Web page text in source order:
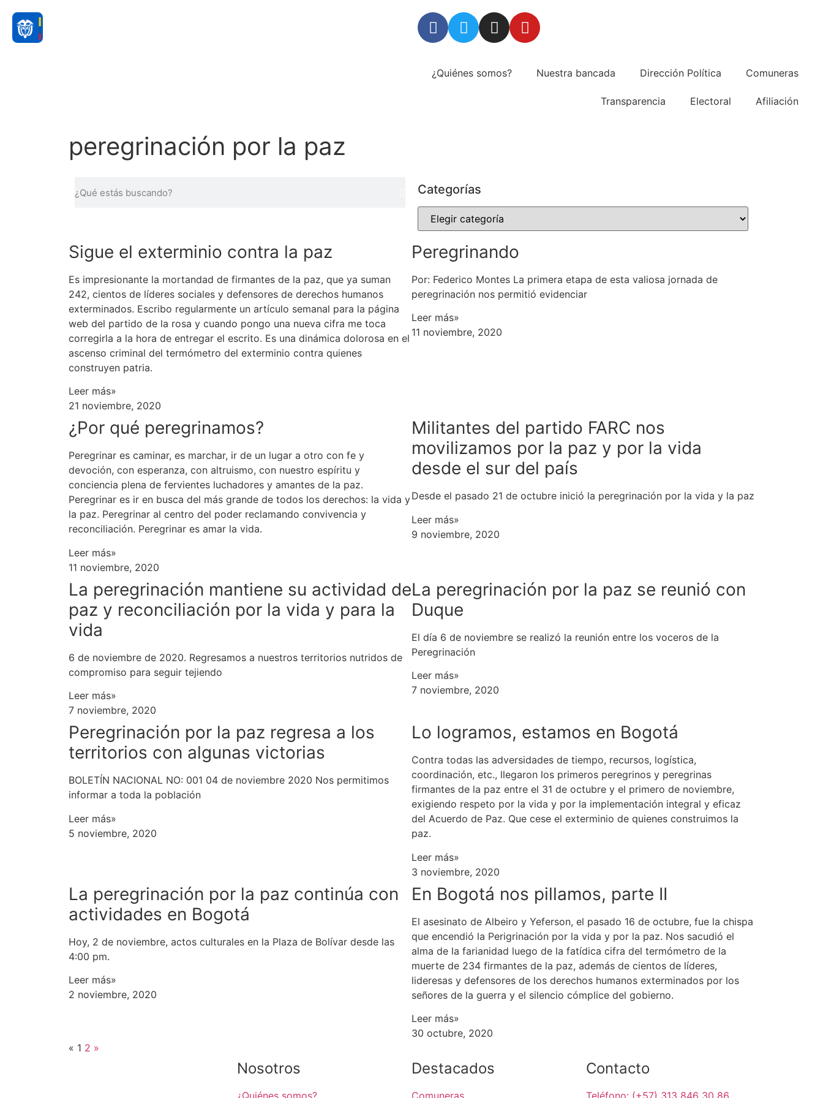
¿Quiénes somos? Nuestra bancada Dirección Política Comuneras
Transparencia Electoral Afiliación
peregrinación por la paz
Categorías
Sigue el exterminio contra la paz
Es impresionante la mortandad de firmantes de la paz, que ya suman
242, cientos de líderes sociales y defensores de derechos humanos
exterminados. Escribo regularmente un artículo semanal para la página
web del partido de la rosa y cuando pongo una nueva cifra me toca
corregirla a la hora de entregar el escrito. Es una dinámica dolorosa en el
ascenso criminal del termómetro del exterminio contra quienes
construyen patria.
Leer más»
21 noviembre, 2020
Peregrinando
Por: Federico Montes La primera etapa de esta valiosa jornada de
peregrinación nos permitió evidenciar
Leer más»
11 noviembre, 2020
¿Por qué peregrinamos?
Peregrinar es caminar, es marchar, ir de un lugar a otro con fe y
devoción, con esperanza, con altruismo, con nuestro espíritu y
conciencia plena de fervientes luchadores y amantes de la paz.
Peregrinar es ir en busca del más grande de todos los derechos: la vida y
la paz. Peregrinar al centro del poder reclamando convivencia y
reconciliación. Peregrinar es amar la vida.
Leer más»
11 noviembre, 2020
Militantes del partido FARC nos
movilizamos por la paz y por la vida
desde el sur del país
Desde el pasado 21 de octubre inició la peregrinación por la vida y la paz
Leer más»
9 noviembre, 2020
La peregrinación mantiene su actividad de
paz y reconciliación por la vida y para la
vida
6 de noviembre de 2020. Regresamos a nuestros territorios nutridos de
compromiso para seguir tejiendo
Leer más»
7 noviembre, 2020
La peregrinación por la paz se reunió con
Duque
El día 6 de noviembre se realizó la reunión entre los voceros de la
Peregrinación
Leer más»
7 noviembre, 2020
Peregrinación por la paz regresa a los
territorios con algunas victorias
BOLETÍN NACIONAL NO: 001 04 de noviembre 2020 Nos permitimos
informar a toda la población
Leer más»
5 noviembre, 2020
Lo logramos, estamos en Bogotá
Contra todas las adversidades de tiempo, recursos, logística,
coordinación, etc., llegaron los primeros peregrinos y peregrinas
firmantes de la paz entre el 31 de octubre y el primero de noviembre,
exigiendo respeto por la vida y por la implementación integral y eficaz
del Acuerdo de Paz. Que cese el exterminio de quienes construimos la
paz.
Leer más»
3 noviembre, 2020
La peregrinación por la paz continúa con
actividades en Bogotá
Hoy, 2 de noviembre, actos culturales en la Plaza de Bolívar desde las
4:00 pm.
Leer más»
2 noviembre, 2020
En Bogotá nos pillamos, parte II
El asesinato de Albeiro y Yeferson, el pasado 16 de octubre, fue la chispa
que encendió la Perigrinación por la vida y por la paz. Nos sacudió el
alma de la farianidad luego de la fatídica cifra del termómetro de la
muerte de 234 firmantes de la paz, además de cientos de líderes,
lideresas y defensores de los derechos humanos exterminados por los
señores de la guerra y el silencio cómplice del gobierno.
Leer más»
30 octubre, 2020
« 1 2 »
Nosotros
¿Quiénes somos?
Destacados
Comuneras
Contacto
Teléfono: (+57) 313 846 30 86